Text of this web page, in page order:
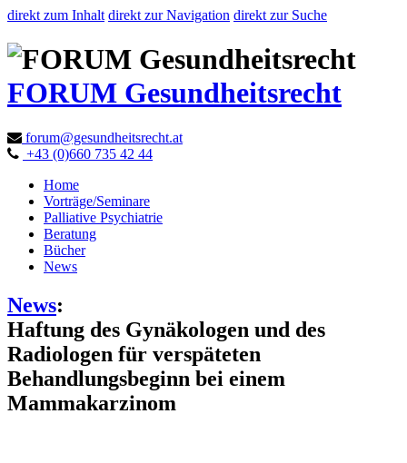
direkt zum Inhalt direkt zur Navigation direkt zur Suche
FORUM Gesundheitsrecht
forum@gesundheitsrecht.at
+43 (0)660 735 42 44
Home
Vorträge/Seminare
Palliative Psychiatrie
Beratung
Bücher
News
News:
Haftung des Gynäkologen und des
Radiologen für verspäteten
Behandlungsbeginn bei einem
Mammakarzinom